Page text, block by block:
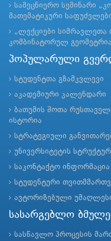
სამეცნიერო სემინარი
მათემატიკური
„ლექციები სიმრავლეთა
კომბინატორულ
პოპულარული
სტუდენტთა გზამკვლევი
აკადემიური კალენდარი
ბათუმის შოთა
ისტორია
სტრატეგიული
უნივერსიტეტის
საკონტაქტო ინფორმაცია
სტუდენტური
ავტორიზებული
სასარგებლო
სასწავლო პროცესის